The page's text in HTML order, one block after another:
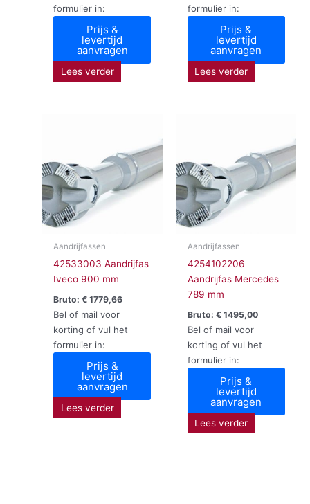
formulier in:
Prijs &
levertijd
aanvragen
Lees verder
formulier in:
Prijs &
levertijd
aanvragen
Lees verder
Aandrijfassen
42533003 Aandrijfas
Iveco 900 mm
Bruto:€ 1779,66
Bel of mail voor
korting of vul het
formulier in:
Prijs &
levertijd
aanvragen
Lees verder
Aandrijfassen
4254102206
Aandrijfas Mercedes
789 mm
Bruto: €1495,00
Bel of mail voor
korting of vul het
formulier in:
Prijs &
levertijd
aanvragen
Lees verder